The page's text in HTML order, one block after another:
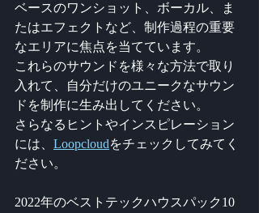
ベースのワンショット、ボーカル、ま
たはエフェクトなど、制作過程の重要
なエリアに焦点を当てています。
これらのサウンドを様々な方法で取り
入れて、自分だけのユニークなサウン
ドを制作に生み出してください。
さらなるヒントやインスピレーション
には、 Loopcloudをチェックしてみてく
ださい。
2022年のベストテックハウスパック10